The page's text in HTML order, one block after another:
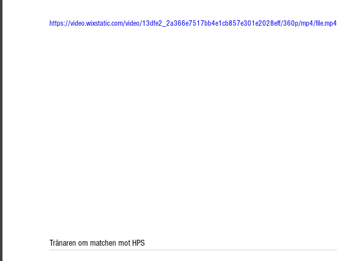
https://video.wixstatic.com/video/13dfe2_2a366e7517bb4e1cb857e301e2028eff/360p/mp4/file.mp4
Tränaren om matchen mot HPS